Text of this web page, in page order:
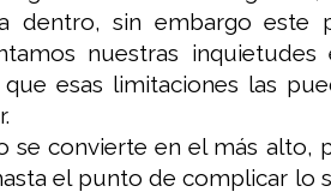
sin embargo este
nuestras
esas limitaciones las
se convierte en el más
el punto de complicar lo